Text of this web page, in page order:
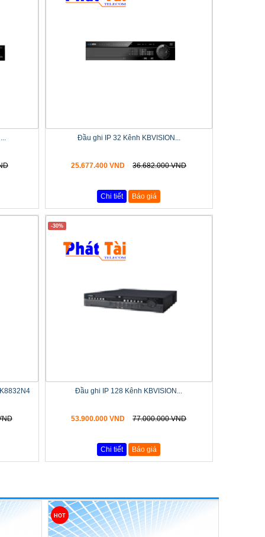
Đầu ghi IP 32 Kênh KBVISION...
25.677.400 VND 36.682.000 VND
Chi tiết Báo giá
-30%
Đầu ghi IP 128 Kênh KBVISION...
53.900.000 VND 77.000.000 VND
Chi tiết Báo giá
HOT